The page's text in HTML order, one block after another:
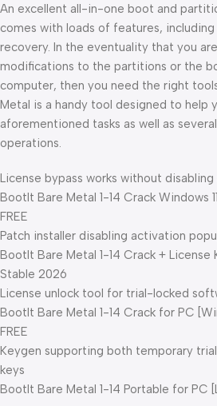
An excellent all-in-one boot and
comes with loads of features, including
recovery. In the eventuality that you
modifications to the partitions or the
computer, then you need the right
Metal is a handy tool designed to help
aforementioned tasks as well as
operations.
License bypass works without disabling
BootIt Bare Metal 1-14 Crack Windows
FREE
Patch installer disabling activation
BootIt Bare Metal 1-14 Crack + License
Stable 2026
License unlock tool for trial-locked
BootIt Bare Metal 1-14 Crack for PC
FREE
Keygen supporting both temporary
keys
BootIt Bare Metal 1-14 Portable for PC